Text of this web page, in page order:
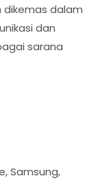
dikemas dalam
dan
sarana
Samsung,